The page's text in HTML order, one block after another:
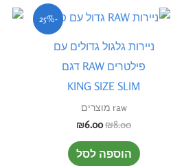
-25%
ניירות גלגול גדולים עם
פילטרים RAW דגם
KING SIZE SLIM
raw מוצרים
₪8.00
המחיר
המקורי
₪8.00.
₪6.00
המחיר
הנוכחי
₪6.00.
הוספה לסל